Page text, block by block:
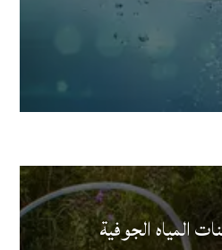
المياه الجوفية